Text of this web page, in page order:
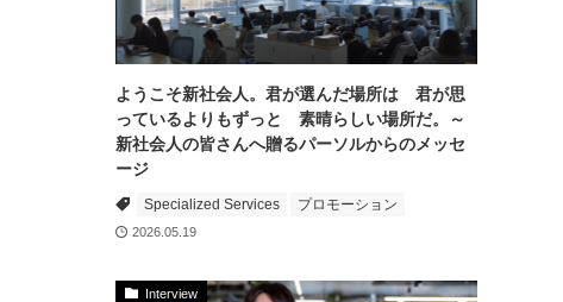
ようこそ新社会人。君が選んだ場所は 君が思
っているよりもずっと 素晴らしい場所だ。～
新社会人の皆さんへ贈るパーソルからのメッセ
ージ
Specialized Services プロモーション
2026.05.19
Interview